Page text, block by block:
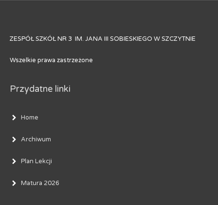
ZESPÓŁ SZKÓŁ NR 3 IM. JANA III SOBIESKIEGO W SZCZYTNIE
Wszelkie prawa zastrzeżone
Przydatne linki
Home
Archiwum
Plan Lekcji
Matura 2026